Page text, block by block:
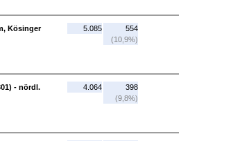
Kösinger
5.085
554
(10,9%)
- nördl.
4.064
398
(9,8%)